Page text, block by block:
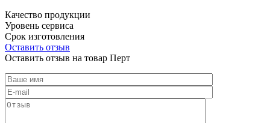
Качество продукции
Уровень сервиса
Срок изготовления
Оставить отзыв
Оставить отзыв на товар Перт